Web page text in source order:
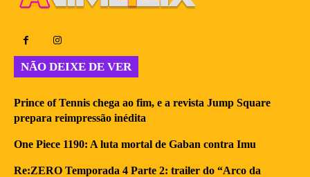
NÃO DEIXE DE VER
Prince of Tennis chega ao fim, e a revista Jump Square
prepara reimpressão inédita
One Piece 1190: A luta mortal de Gaban contra Imu
Re:ZERO Temporada 4 Parte 2: trailer do “Arco da